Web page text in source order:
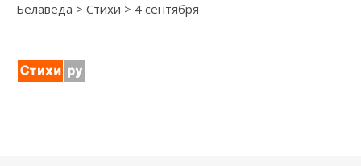
Белаведа > Стихи > 4 сентября